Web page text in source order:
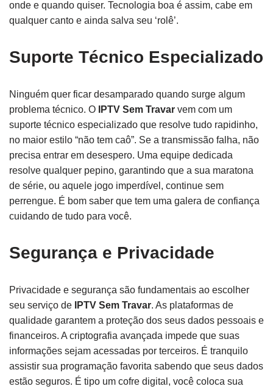
onde e quando quiser. Tecnologia boa é assim, cabe em
qualquer canto e ainda salva seu ‘rolê’.
Suporte Técnico Especializado
Ninguém quer ficar desamparado quando surge algum
problema técnico. O
IPTV Sem Travar vem com um
suporte técnico especializado que resolve tudo rapidinho,
no maior estilo “não tem caô”. Se a transmissão falha, não
precisa entrar em desespero. Uma equipe dedicada
resolve qualquer pepino, garantindo que a sua maratona
de série, ou aquele jogo imperdível, continue sem
perrengue. É bom saber que tem uma galera de confiança
cuidando de tudo para você.
Segurança e Privacidade
Privacidade e segurança são fundamentais ao escolher
seu serviço de
IPTV Sem Travar. As plataformas de
qualidade garantem a proteção dos seus dados pessoais e
financeiros. A criptografia avançada impede que suas
informações sejam acessadas por terceiros. É tranquilo
assistir sua programação favorita sabendo que seus dados
estão seguros. É tipo um cofre digital, você coloca sua